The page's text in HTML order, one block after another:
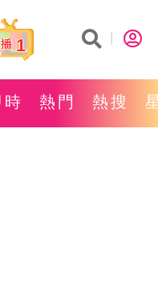
1
時 熱門 熱搜